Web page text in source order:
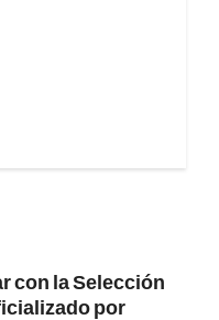
con la Selección
por